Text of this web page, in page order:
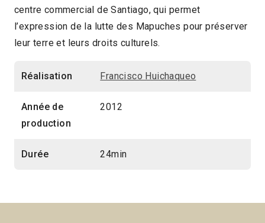
centre commercial de Santiago, qui permet
l’expression de la lutte des Mapuches pour préserver
leur terre et leurs droits culturels.
Réalisation Francisco Huichaqueo
Année de
production
2012
Durée 24min